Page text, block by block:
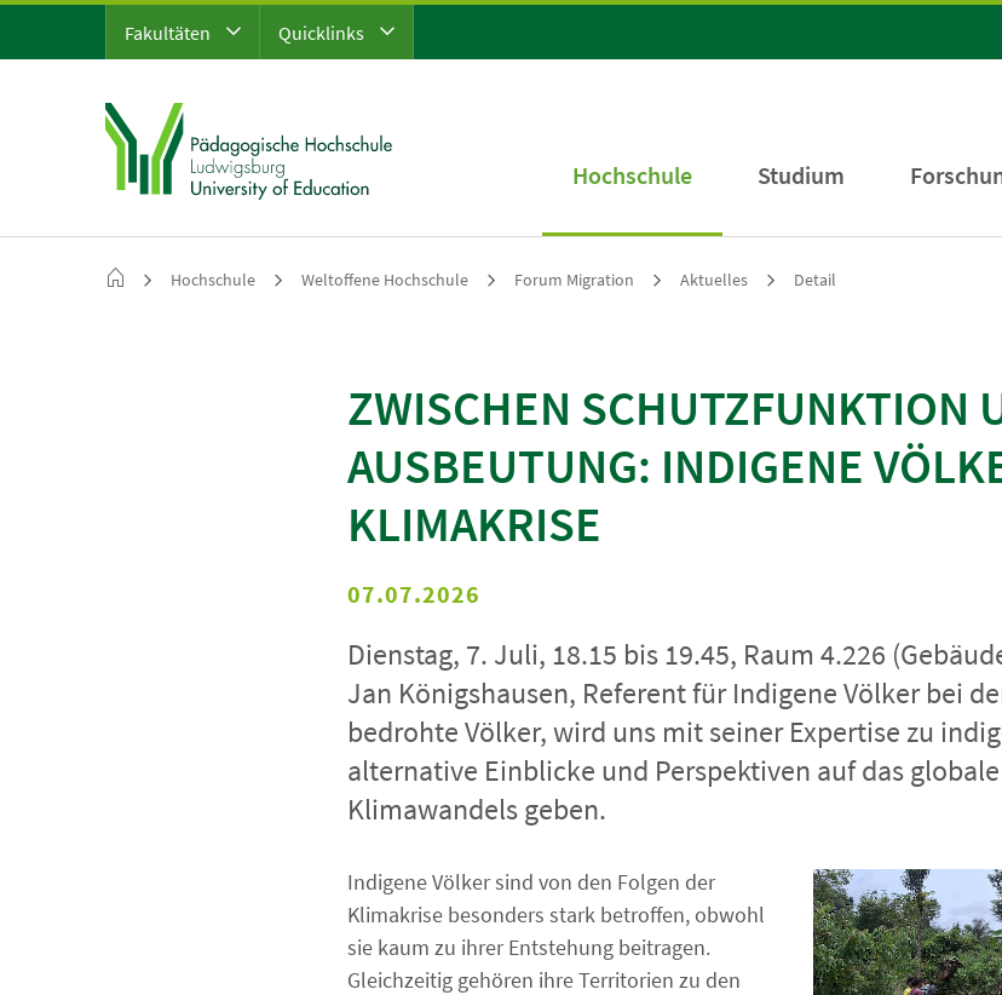
Fakultäten Quicklinks
Hochschule Studium
Hochschule Weltoffene Hochschule Forum Migration Aktuelles Detail
ZWISCHEN SCHUTZFUNKTION
AUSBEUTUNG: INDIGENE
KLIMAKRISE
07.07.2026
Dienstag, 7. Juli, 18.15 bis 19.45, Raum 4.226
Jan Königshausen, Referent für Indigene Völker bei
bedrohte Völker, wird uns mit seiner Expertise zu
alternative Einblicke und Perspektiven auf das
Klimawandels geben.
Indigene Völker sind von den Folgen der
Klimakrise besonders stark betroffen, obwohl
sie kaum zu ihrer Entstehung beitragen.
Gleichzeitig gehören ihre Territorien zu den